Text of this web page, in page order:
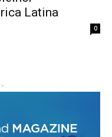
Latina
0
-